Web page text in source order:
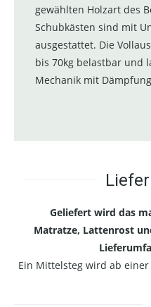
gewählten Holzart des
Schubkästen sind mit
ausgestattet. Die
bis 70kg belastbar und
Mechanik mit
Geliefert wird das
Matratze, Lattenrost
Ein Mittelsteg wird ab